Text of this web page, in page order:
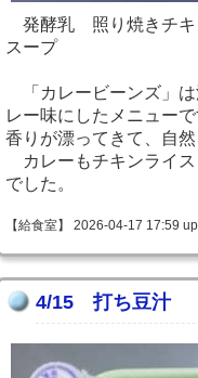
発酵乳 照り焼きチ
スープ
「カレービーンズ」は
レー味にしたメニュー
香りが漂ってきて、自
カレーもチキンライス
でした。
【給食室】 2026-04-17 17:59
4/15 打ち豆汁